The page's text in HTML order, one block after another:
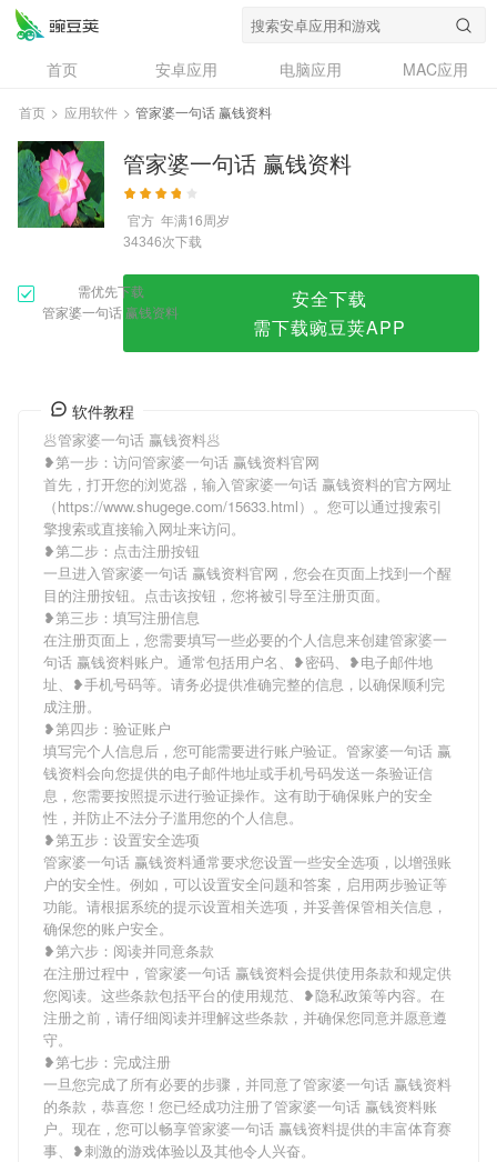
管家婆一句话 赢钱资料
首页 安卓应用 电脑应用
MAC应用
资讯
专题
问答
首页 > 应用软件 > 管家婆一句话 赢钱资料
管家婆一句话 赢钱资料
官方 年满16周岁
34346次下载
需优先下载
管家婆一句话 赢钱资料
安全下载
需下载豌豆荚APP
软件教程
🥟管家婆一句话 赢钱资料🥟
❥第一步：访问管家婆一句话 赢钱资料官网
首先，打开您的浏览器，输入管家婆一句话 赢钱资料的官方网址
（https://www.shugege.com/15633.html）。您可以通过搜索引
擎搜索或直接输入网址来访问。
❥第二步：点击注册按钮
一旦进入管家婆一句话 赢钱资料官网，您会在页面上找到一个醒
目的注册按钮。点击该按钮，您将被引导至注册页面。
❥第三步：填写注册信息
在注册页面上，您需要填写一些必要的个人信息来创建管家婆一
句话 赢钱资料账户。通常包括用户名、❥密码、❥电子邮件地
址、❥手机号码等。请务必提供准确完整的信息，以确保顺利完
成注册。
❥第四步：验证账户
填写完个人信息后，您可能需要进行账户验证。管家婆一句话 赢
钱资料会向您提供的电子邮件地址或手机号码发送一条验证信
息，您需要按照提示进行验证操作。这有助于确保账户的安全
性，并防止不法分子滥用您的个人信息。
❥第五步：设置安全选项
管家婆一句话 赢钱资料通常要求您设置一些安全选项，以增强账
户的安全性。例如，可以设置安全问题和答案，启用两步验证等
功能。请根据系统的提示设置相关选项，并妥善保管相关信息，
确保您的账户安全。
❥第六步：阅读并同意条款
在注册过程中，管家婆一句话 赢钱资料会提供使用条款和规定供
您阅读。这些条款包括平台的使用规范、❥隐私政策等内容。在
注册之前，请仔细阅读并理解这些条款，并确保您同意并愿意遵
守。
❥第七步：完成注册
一旦您完成了所有必要的步骤，并同意了管家婆一句话 赢钱资料
的条款，恭喜您！您已经成功注册了管家婆一句话 赢钱资料账
户。现在，您可以畅享管家婆一句话 赢钱资料提供的丰富体育赛
事、❥刺激的游戏体验以及其他令人兴奋。